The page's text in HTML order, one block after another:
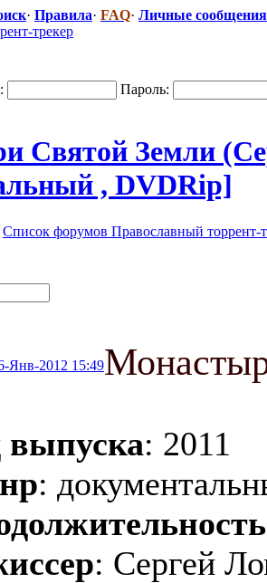
· Правила· FAQ· Личные сообщения
Пароль:
Святой Земли
​ый , DVDRip]
Список форумов Православный торрент-
Янв-2012 15:49
выпуска: 2011
:
: Сергей